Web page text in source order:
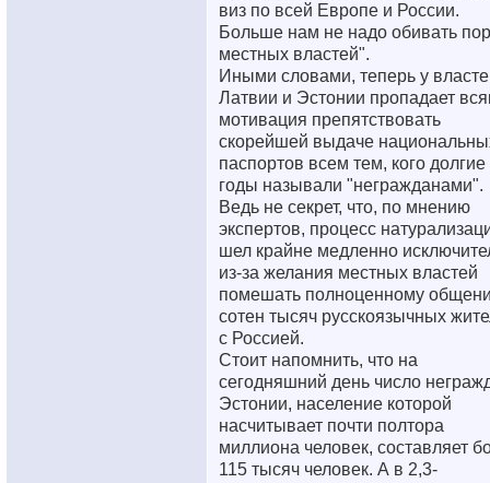
виз по всей Европе и России.
Больше нам не надо обивать
местных властей".
Иными словами, теперь у
Латвии и Эстонии пропадает
мотивация препятствовать
скорейшей выдаче
паспортов всем тем, кого долгие
годы называли "негражданами".
Ведь не секрет, что, по мнению
экспертов, процесс
шел крайне медленно
из-за желания местных властей
помешать полноценному
сотен тысяч русскоязычных
с Россией.
Стоит напомнить, что на
сегодняшний день число
Эстонии, население которой
насчитывает почти полтора
миллиона человек, составляет
115 тысяч человек. А в 2,3-